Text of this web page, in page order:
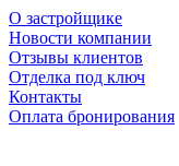
О застройщике
Новости компании
Отзывы клиентов
Отделка под ключ
Контакты
Оплата бронирования